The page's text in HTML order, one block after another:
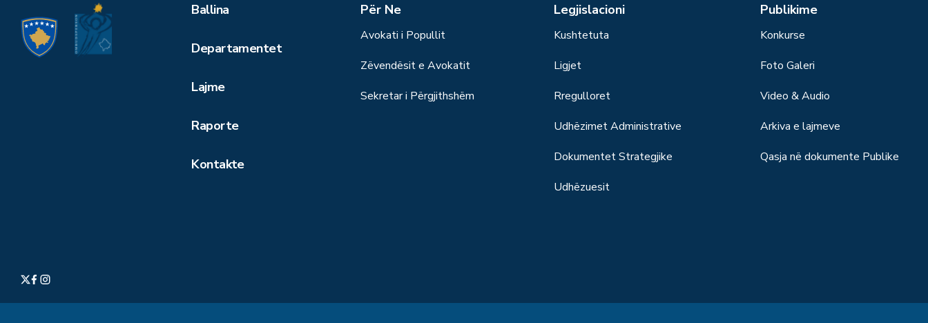
Ballina
Departamentet
Lajme
Raporte
Kontakte
Për Ne
Avokati i Popullit
Zëvendësit e Avokatit
Sekretar i Përgjithshëm
Legjislacioni
Kushtetuta
Ligjet
Rregulloret
Udhëzimet Administrative
Dokumentet Strategjike
Udhëzuesit
Publikime
Konkurse
Foto Galeri
Video & Audio
Arkiva e lajmeve
Qasja në dokumente Publike